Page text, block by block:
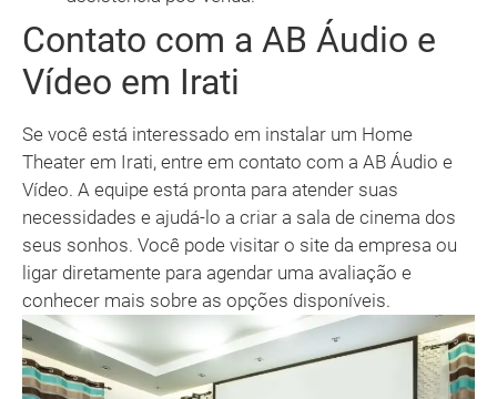
Contato com a AB Áudio e
Vídeo em Irati
Se você está interessado em instalar um Home
Theater em Irati, entre em contato com a AB Áudio e
Vídeo. A equipe está pronta para atender suas
necessidades e ajudá-lo a criar a sala de cinema dos
seus sonhos. Você pode visitar o site da empresa ou
ligar diretamente para agendar uma avaliação e
conhecer mais sobre as opções disponíveis.